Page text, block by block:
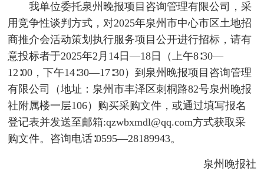
我单位委托泉州晚报项目咨询管理有限公司，采
用竞争性谈判方式，对2025年泉州市中心市区土地招
商推介会活动策划执行服务项目公开进行招标，请有
意投标者于2025年2月14日—18日（上午8∶30—
12∶00，下午14∶30—17∶30）到泉州晚报项目咨询管理
有限公司（地址：泉州市丰泽区刺桐路82号泉州晚报
社附属楼一层106）购买采购文件，或通过填写报名
登记表并发送至邮箱:qzwbxmdl@qq.com方式获取采
购文件。咨询电话∶0595—28189943。
泉州晚报社